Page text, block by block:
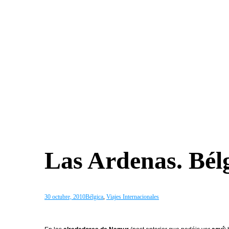
Las Ardenas.
30 octubre, 2010Bélgica Viajes Internacionales